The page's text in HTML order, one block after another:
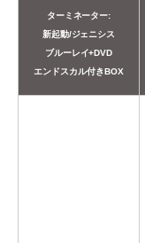
ターミネーター:
新起動/ジェニシス
ブルーレイ+DVD
エンドスカル付きBOX